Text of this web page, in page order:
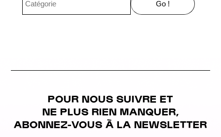
POUR NOUS SUIVRE ET
NE PLUS RIEN MANQUER,
ABONNEZ-VOUS À LA NEWSLETTER